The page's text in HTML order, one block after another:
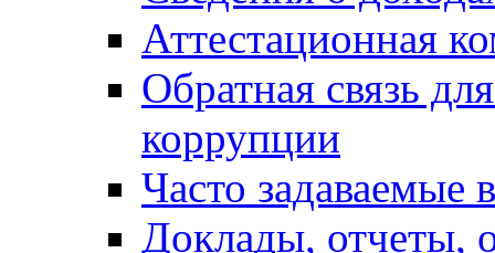
Аттестационная
Обратная связь
коррупции
Часто задаваемые
Доклады, отчеты,